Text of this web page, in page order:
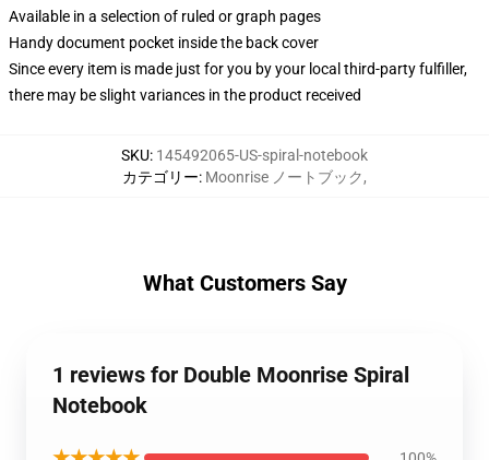
Available in a selection of ruled or graph pages
Handy document pocket inside the back cover
Since every item is made just for you by your local third-party fulfiller,
there may be slight variances in the product received
SKU: 145492065-US-spiral-notebook
カテゴリー: Moonrise ノートブック,
What Customers Say
1 reviews for Double Moonrise Spiral
Notebook